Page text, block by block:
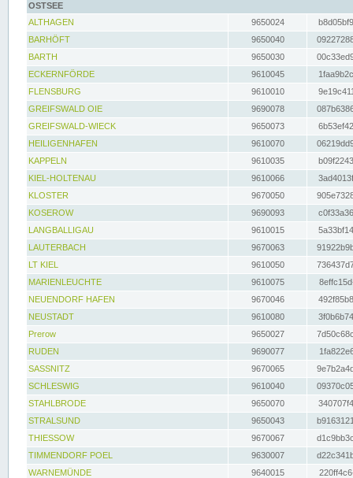
OSTSEE
ALTHAGEN
9650024
BARHÖFT
9650040
BARTH
9650030
ECKERNFÖRDE
9610045
FLENSBURG
9610010
GREIFSWALD OIE
9690078
GREIFSWALD-WIECK
9650073
HEILIGENHAFEN
9610070
KAPPELN
9610035
KIEL-HOLTENAU
9610066
KLOSTER
9670050
KOSEROW
9690093
LANGBALLIGAU
9610015
LAUTERBACH
9670063
LT KIEL
9610050
MARIENLEUCHTE
9610075
NEUENDORF HAFEN
9670046
NEUSTADT
9610080
Prerow
9650027
RUDEN
9690077
SASSNITZ
9670065
SCHLESWIG
9610040
STAHLBRODE
9650070
STRALSUND
9650043
THIESSOW
9670067
TIMMENDORF POEL
9630007
WARNEMÜNDE
9640015